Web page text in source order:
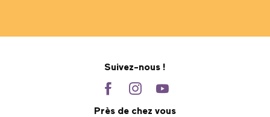
Suivez-nous !
Près de chez vous